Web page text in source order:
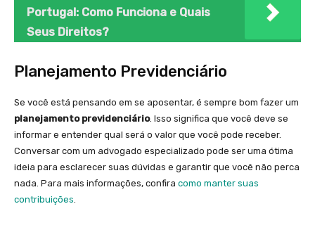
Portugal: Como Funciona e Quais
Seus Direitos?
Planejamento Previdenciário
Se você está pensando em se aposentar, é sempre bom fazer um
planejamento previdenciário. Isso significa que você deve se
informar e entender qual será o valor que você pode receber.
Conversar com um advogado especializado pode ser uma ótima
ideia para esclarecer suas dúvidas e garantir que você não perca
nada. Para mais informações, confira como manter suas
contribuições.